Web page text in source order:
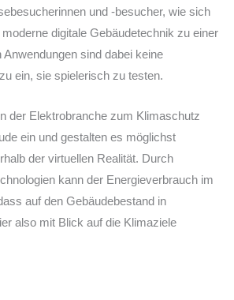
und -besucher, wie sich
digitale Gebäudetechnik zu einer
sind dabei keine
ein, sie spielerisch zu testen.
der Elektrobranche zum Klimaschutz
ein und gestalten es möglichst
der virtuellen Realität. Durch
kann der Energieverbrauch im
auf den Gebäudebestand in
also mit Blick auf die Klimaziele